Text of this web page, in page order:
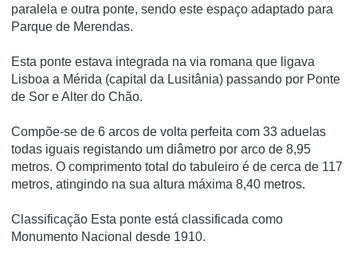
paralela e outra ponte, sendo este espaço adaptado para
Parque de Merendas.
Esta ponte estava integrada na via romana que ligava
Lisboa a Mérida (capital da Lusitânia) passando por Ponte
de Sor e Alter do Chão.
Compõe-se de 6 arcos de volta perfeita com 33 aduelas
todas iguais registando um diâmetro por arco de 8,95
metros. O comprimento total do tabuleiro é de cerca de 117
metros, atingindo na sua altura máxima 8,40 metros.
Classificação Esta ponte está classificada como
Monumento Nacional desde 1910.